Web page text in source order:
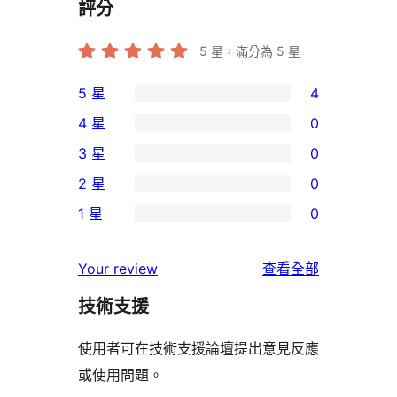
評分
5 星，滿分為 5 星
4
個
5
星
使
者
論
5 星 4
個
4
星
用
者
論
4 星 0
0
個
3
使
用
評
論
3 星 0
個
星
使
者
評
2 星 0
1
星
用
者
1 星 0
Your review 查看全部
評
技術支援
使用者可在技術支援論壇提出意見反應
或使用問題。